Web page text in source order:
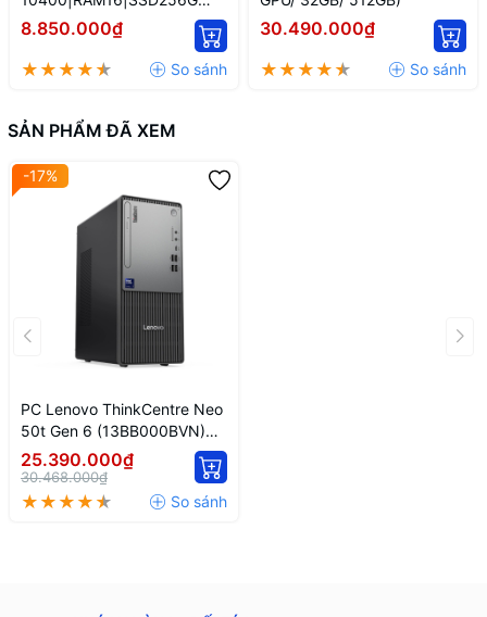
siêu nhỏ
8.850.000₫ 30.490.000₫
SẢN PHẨM ĐÃ XEM
-17%
PC Lenovo ThinkCentre Neo
50t Gen 6 (13BB000BVN)
(Intel® Core™ Ultra 7-265/
16GB DDR5/ 512GB SSD/
Windows 11 Home SL)
25.390.000₫
30.468.000₫